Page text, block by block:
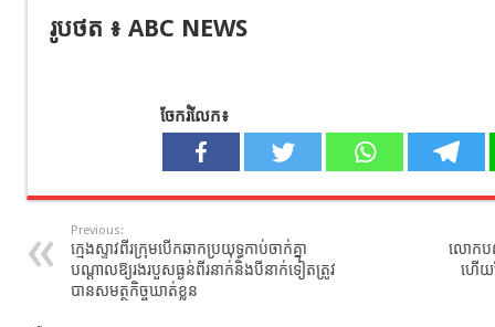
រូប​ថត​ ៖​ ABC NEWS
ចែករំលែក៖
Previous:
ក្មេងស្ទាវពីរក្រុមបើកឆាកប្រយុទ្ធកាប់ចាក់គ្នា
បណ្តាលឱ្យរងរបួសធ្ងន់ពីរនាក់និងបីនាក់ទៀតត្រូវ
បានសមត្ថកិច្ចឃាត់ខ្លួន
លោកប
ហើយ